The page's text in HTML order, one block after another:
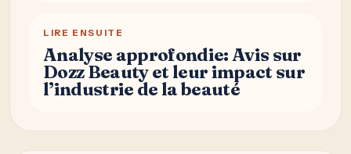
LIRE ENSUITE
Analyse approfondie: Avis sur
Dozz Beauty et leur impact sur
l’industrie de la beauté